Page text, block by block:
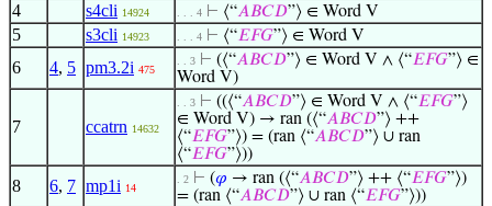
4 s4cli 14924 . . . 4 ⊢ ⟨“𝐴𝐵𝐶𝐷”⟩ ∈ Word V
5 s3cli 14923 . . . 4 ⊢ ⟨“𝐸𝐹𝐺”⟩ ∈ Word V
6 4, 5 pm3.2i 475
. . 3 ⊢ (⟨“𝐴𝐵𝐶𝐷”⟩ ∈ Word V ∧ ⟨“𝐸𝐹𝐺”⟩ ∈
Word V)
7 ccatrn 14632
. . 3 ⊢ ((⟨“𝐴𝐵𝐶𝐷”⟩ ∈ Word V ∧ ⟨“𝐸𝐹𝐺”⟩
∈ Word V) → ran (⟨“𝐴𝐵𝐶𝐷”⟩ ++
⟨“𝐸𝐹𝐺”⟩) = (ran ⟨“𝐴𝐵𝐶𝐷”⟩ ∪ ran
⟨“𝐸𝐹𝐺”⟩))
8 6, 7 mp1i 14
. 2 ⊢ (𝜑 → ran (⟨“𝐴𝐵𝐶𝐷”⟩ ++ ⟨“𝐸𝐹𝐺”⟩)
= (ran ⟨“𝐴𝐵𝐶𝐷”⟩ ∪ ran ⟨“𝐸𝐹𝐺”⟩))